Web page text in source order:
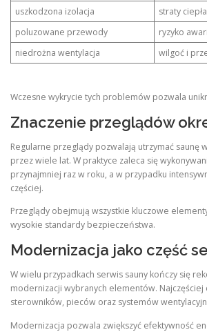
uszkodzona izolacja
straty ciepła
poluzowane przewody
ryzyko
niedrożna wentylacja
wilgoć i
Wczesne wykrycie tych problemów pozwala
Znaczenie przeglądów
Regularne przeglądy pozwalają utrzymać saunę
przez wiele lat. W praktyce zaleca się
przynajmniej raz w roku, a w przypadku
częściej.
Przeglądy obejmują wszystkie kluczowe
wysokie standardy bezpieczeństwa.
Modernizacja jako część
W wielu przypadkach serwis sauny kończy się
modernizacji wybranych elementów. Najczęściej
sterowników, pieców oraz systemów
Modernizacja pozwala zwiększyć efektywność